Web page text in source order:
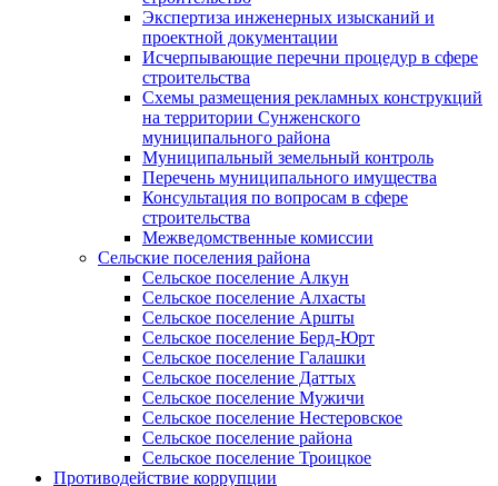
Экспертиза инженерных изысканий и
проектной документации
Исчерпывающие перечни процедур в сфере
строительства
Схемы размещения рекламных конструкций
на территории Сунженского
муниципального района
Муниципальный земельный контроль
Перечень муниципального имущества
Консультация по вопросам в сфере
строительства
Межведомственные комиссии
Сельские поселения района
Сельское поселение Алкун
Сельское поселение Алхасты
Сельское поселение Аршты
Сельское поселение Берд-Юрт
Сельское поселение Галашки
Сельское поселение Даттых
Сельское поселение Мужичи
Сельское поселение Нестеровское
Сельское поселение района
Сельское поселение Троицкое
Противодействие коррупции